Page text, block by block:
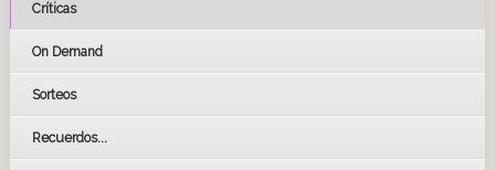
Críticas
On Demand
Sorteos
Recuerdos...